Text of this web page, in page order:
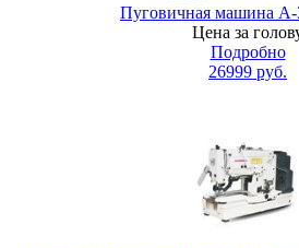
Пуговичная машина A-
Цена за
Подробно
26999 руб.